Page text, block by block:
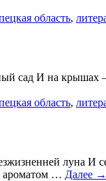
область,
сад И на
область,
ароматом … Далее →